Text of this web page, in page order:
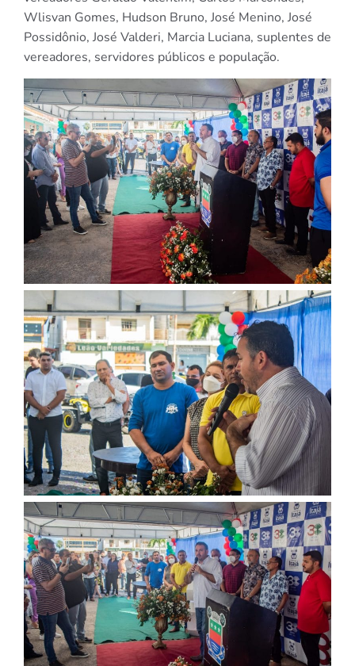
Wlisvan Gomes, Hudson Bruno, José Menino, José
Possidônio, José Valderi, Marcia Luciana, suplentes de
vereadores, servidores públicos e população.